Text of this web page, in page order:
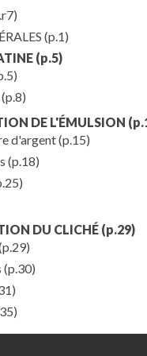
(p.1)
(p.5)
(p.8)
DE L'ÉMULSION
d'argent(p.15)
(p.18)
DU CLICHÉ (p.29)
(p.30)